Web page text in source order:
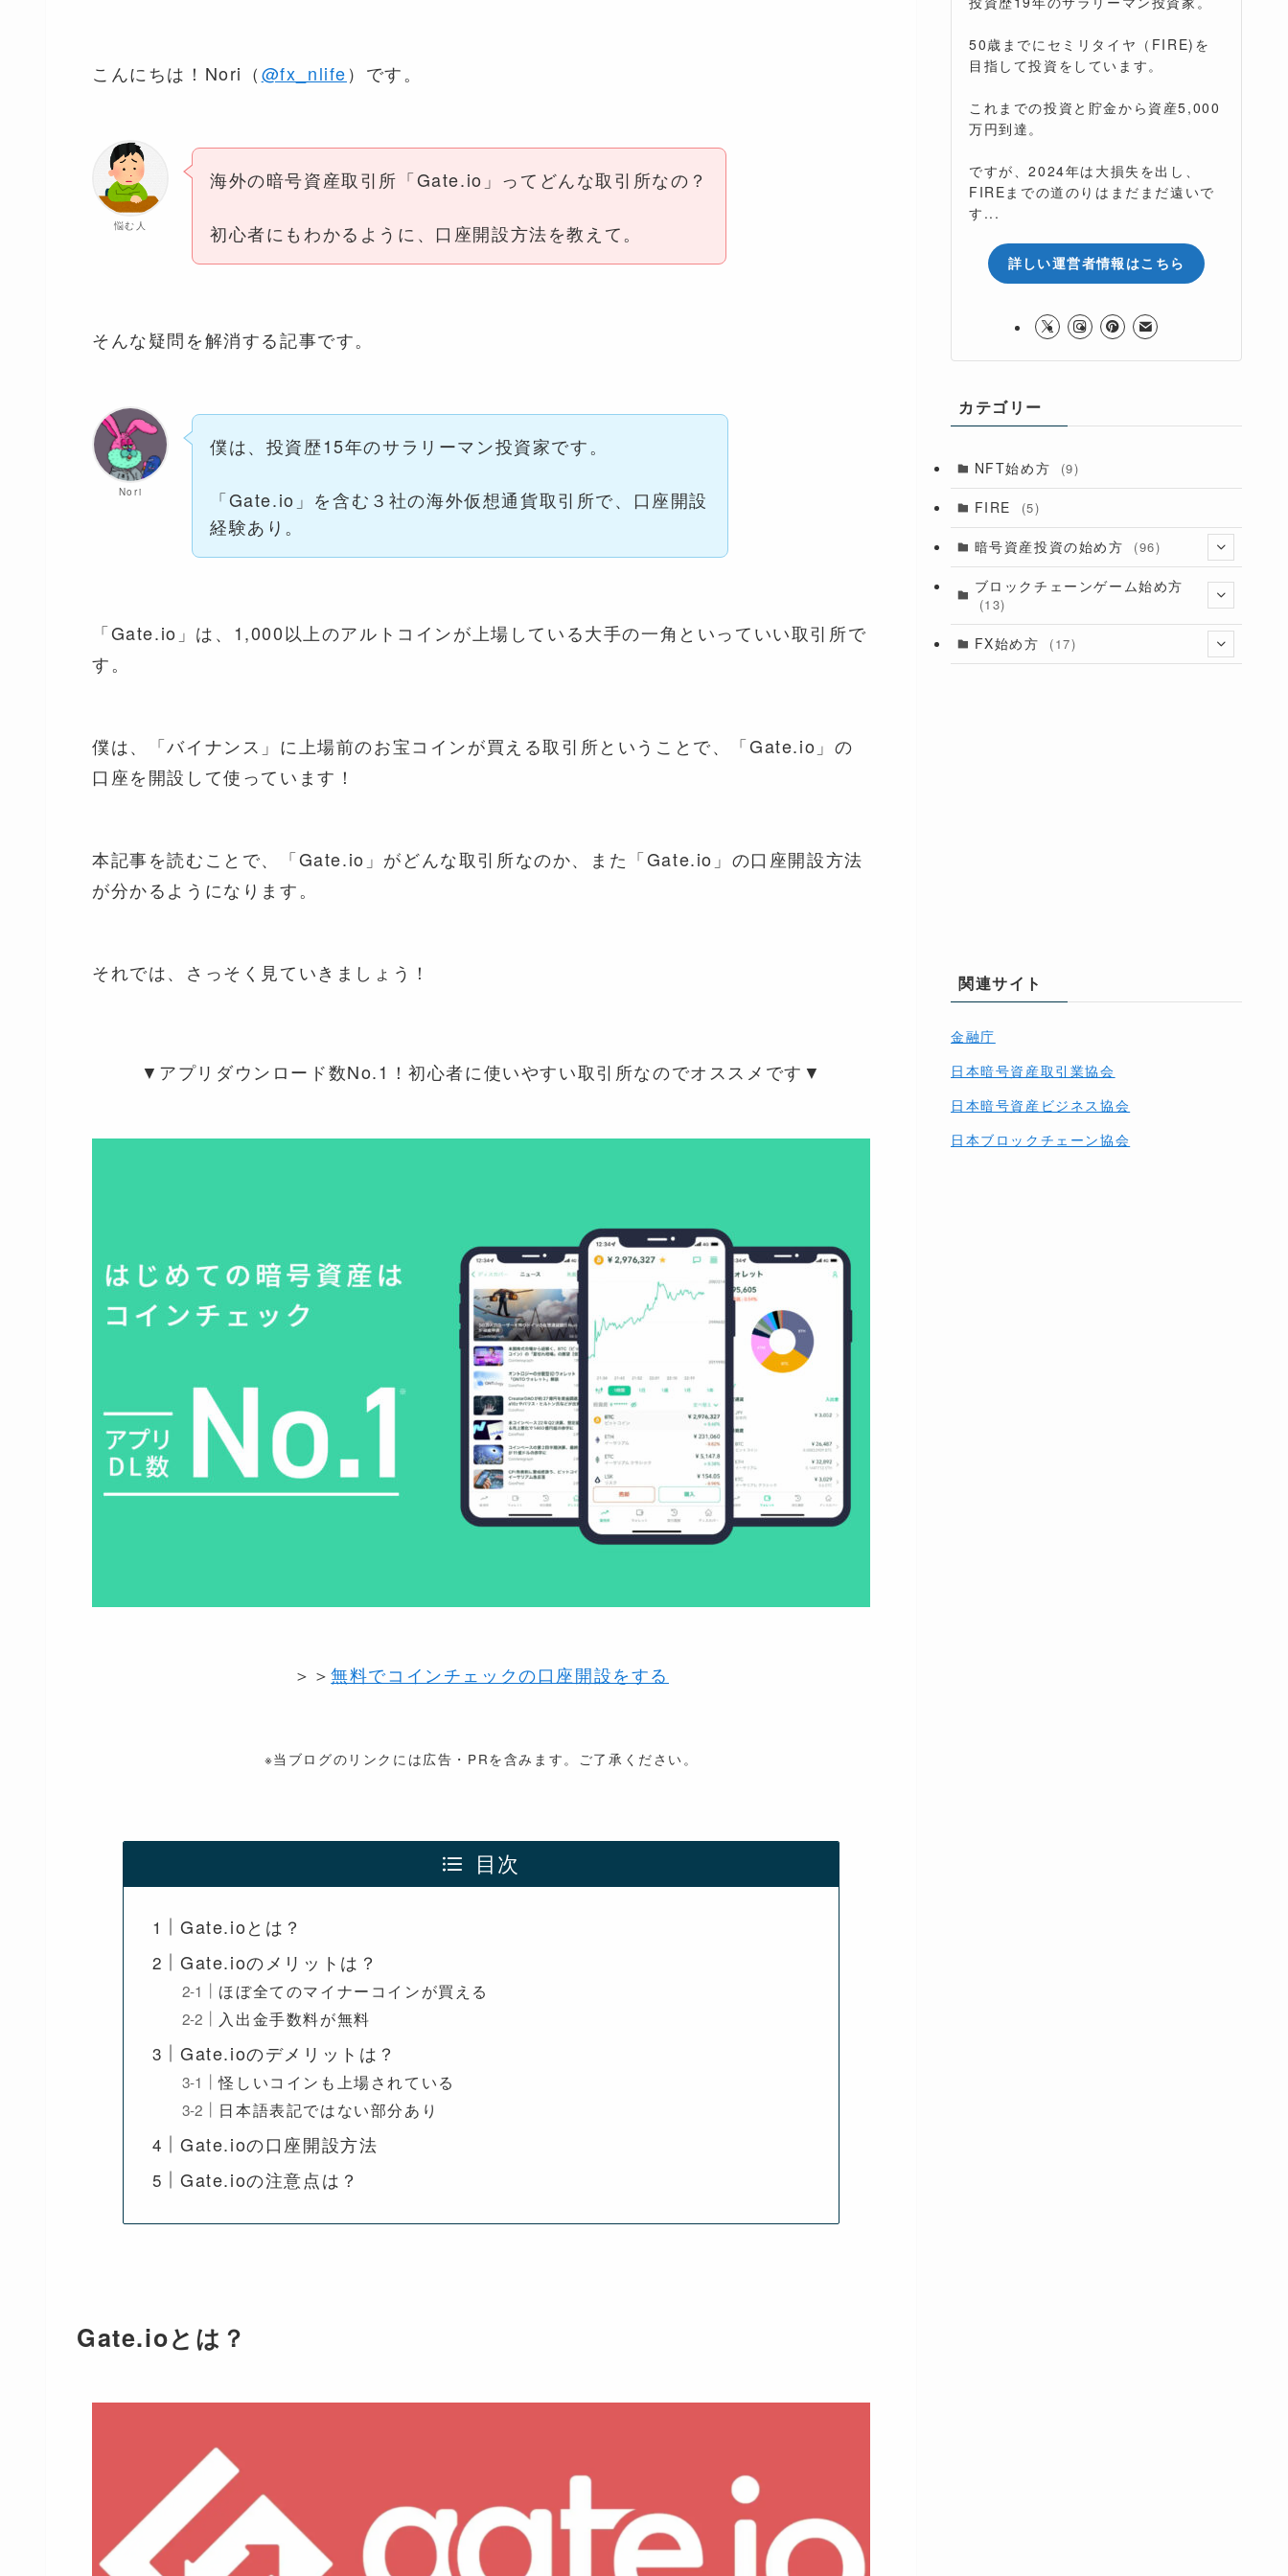
こんにちは！Nori（@fx_nlife）です。
悩む人
海外の暗号資産取引所「Gate.io」ってどんな取引所なの？
初心者にもわかるように、口座開設方法を教えて。
そんな疑問を解消する記事です。
Nori
僕は、投資歴15年のサラリーマン投資家です。
「Gate.io」を含む３社の海外仮想通貨取引所で、口座開設
経験あり。
「Gate.io」は、1,000以上のアルトコインが上場している大手の一角といっていい取引所で
す。
僕は、「バイナンス」に上場前のお宝コインが買える取引所ということで、「Gate.io」の
口座を開設して使っています！
本記事を読むことで、「Gate.io」がどんな取引所なのか、また「Gate.io」の口座開設方法
が分かるようになります。
それでは、さっそく見ていきましょう！
▼アプリダウンロード数No.1！初心者に使いやすい取引所なのでオススメです▼
＞＞無料でコインチェックの口座開設をする
※当ブログのリンクには広告・PRを含みます。ご了承ください。
目次
Gate.ioとは？
Gate.ioのメリットは？
ほぼ全てのマイナーコインが買える
入出金手数料が無料
Gate.ioのデメリットは？
怪しいコインも上場されている
日本語表記ではない部分あり
Gate.ioの口座開設方法
Gate.ioの注意点は？
Gate.ioとは？
50歳までにセミリタイヤ（FIRE)を
目指して投資をしています。
これまでの投資と貯金から資産5,000
万円到達。
ですが、2024年は大損失を出し、
FIREまでの道のりはまだまだ遠いで
す...
詳しい運営者情報はこちら
カテゴリー
NFT始め方 (9)
FIRE (5)
暗号資産投資の始め方 (96)
(11)
(6)
(28)
ブロックチェーンゲーム始め方
(13)
(9)
FX始め方 (17)
関連サイト
金融庁
日本暗号資産取引業協会
日本暗号資産ビジネス協会
日本ブロックチェーン協会